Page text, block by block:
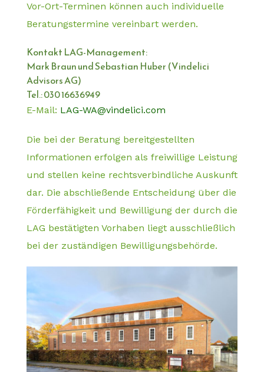
Vor-Ort-Terminen können auch individuelle
Beratungstermine vereinbart werden.
Kontakt LAG-Management:
Mark Braun und Sebastian Huber (Vindelici
Advisors AG)
Tel.: 030 16636949
E-Mail: LAG-WA@vindelici.com
Die bei der Beratung bereitgestellten
Informationen erfolgen als freiwillige Leistung
und stellen keine rechtsverbindliche Auskunft
dar. Die abschließende Entscheidung über die
Förderfähigkeit und Bewilligung der durch die
LAG bestätigten Vorhaben liegt ausschließlich
bei der zuständigen Bewilligungsbehörde.